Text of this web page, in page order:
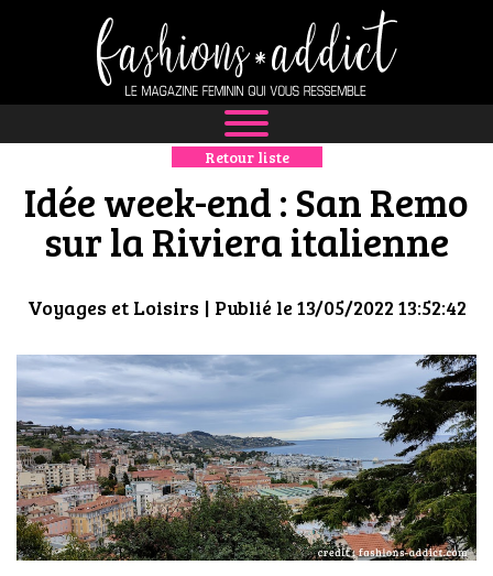
NEWS
MODE
BOUTIQUE
CULTURE
HIGH TECH
MAISON
Retour liste
Idée week-end : San Remo
sur la Riviera italienne
Voyages et Loisirs | Publié le 13/05/2022 13:52:42